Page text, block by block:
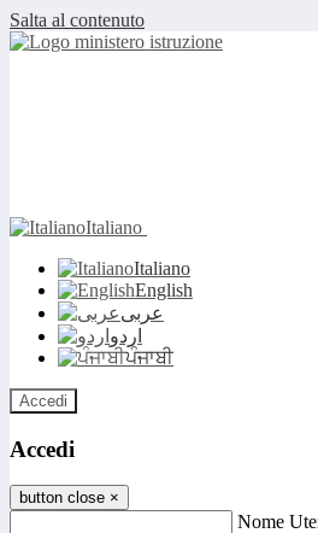
Salta al contenuto
Italiano
Italiano
English
عربى
اردو
ਪੰਜਾਬੀ
Accedi
Accedi
button close ×
Nome